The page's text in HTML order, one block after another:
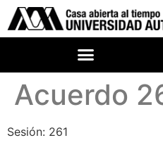
Acuerdo
Sesión: 261